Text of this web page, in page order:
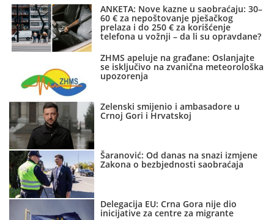
ANKETA: Nove kazne u saobraćaju: 30–
60 € za nepoštovanje pješačkog
prelaza i do 250 € za korišćenje
telefona u vožnji – da li su opravdane?
ZHMS apeluje na građane: Oslanjajte
se isključivo na zvanična meteorološka
upozorenja
Zelenski smijenio i ambasadore u
Crnoj Gori i Hrvatskoj
Šaranović: Od danas na snazi izmjene
Zakona o bezbjednosti saobraćaja
Delegacija EU: Crna Gora nije dio
inicijative za centre za migrante